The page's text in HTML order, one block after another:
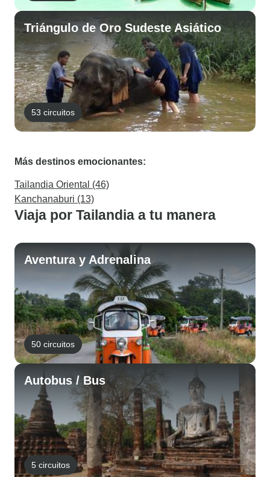
Triángulo de Oro Sudeste Asiático
53 circuitos
Más destinos emocionantes:
Tailandia Oriental (46)
Kanchanaburi (13)
Viaja por Tailandia a tu manera
Aventura y Adrenalina
50 circuitos
Autobus / Bus
5 circuitos